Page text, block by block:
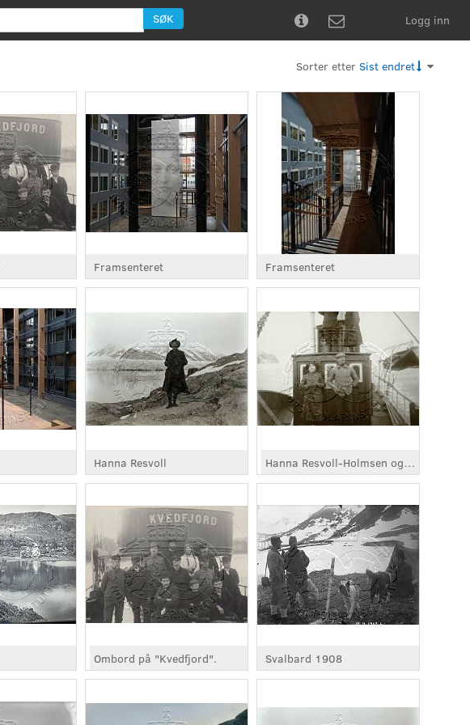
SØK   Logg inn
Sorter etter Sist endret
Framsenteret Framsenteret
Hanna Resvoll Hanna Resvoll-Holmsen og Gunnar Holmsen
Ombord på "Kvedfjord". Svalbard 1908